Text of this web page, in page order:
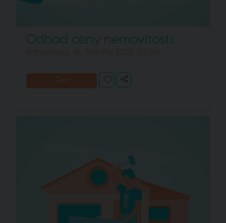
Odhad ceny nemovitosti
flatzone.cz, 14. června 2025 (19:59)
Číst